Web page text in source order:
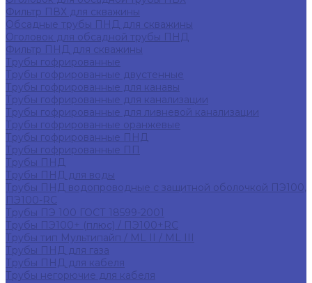
Фильтр ПВХ для скважины
Обсадные трубы ПНД для скважины
Оголовок для обсадной трубы ПНД
Фильтр ПНД для скважины
Трубы гофрированные
Трубы гофрированные двустенные
Трубы гофрированные для канавы
Трубы гофрированные для канализации
Трубы гофрированные для ливневой канализации
Трубы гофрированные оранжевые
Трубы гофрированные ПНД
Трубы гофрированные ПП
Трубы ПНД
Трубы ПНД для воды
Трубы ПНД водопроводные с защитной оболочкой ПЭ100,
ПЭ100-RC
Трубы ПЭ 100 ГОСТ 18599-2001
Трубы ПЭ100+ (плюс) / ПЭ100+RC
Трубы тип Мультипайп / ML II / ML III
Трубы ПНД для газа
Трубы ПНД для кабеля
Трубы негорючие для кабеля